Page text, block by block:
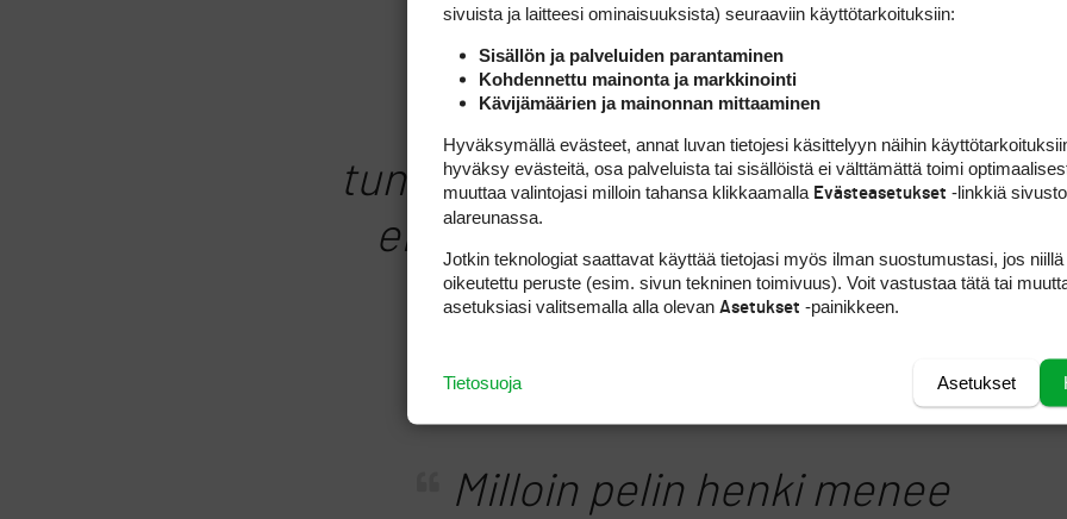
menettelyyn.
Onko pelaajan velvollisuus
tunnistaa erityistilanne, vaikka sitä
ei säännöissä olekaan erikseen
mainittu?
Milloin pelin henki menee
sivuista ja laitteesi ominaisuuk­sista) seuraaviin käyttötarkoituksiin:
Sisällön ja palveluiden parantaminen
Kohdennettu mainonta ja markkinointi
Kävijämäärien ja mainonnan mittaaminen
Hyväksymällä evästeet, annat luvan tietojesi käsittelyyn näihin
hyväksy evästeitä, osa palveluista tai sisällöistä ei välttämättä toimi
muuttaa valintojasi milloin tahansa klikkaamalla Evästeasetukset -linkkiä
alareunassa.
Jotkin teknologiat saattavat käyttää tietojasi myös ilman suostumustasi, jos
oikeutettu peruste (esim. sivun tekninen toimivuus). Voit vastustaa tätä tai
asetuksiasi valitsemalla alla olevan Asetukset -painikkeen.
Asetukset
Tietosuoja